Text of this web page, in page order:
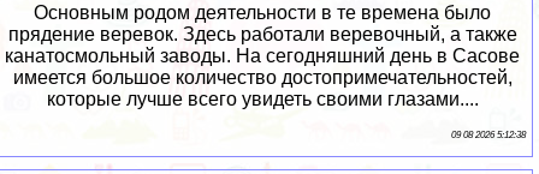
Основным родом деятельности в те времена было
прядение веревок. Здесь работали веревочный, а также
канатосмольный заводы. На сегодняшний день в Сасове
имеется большое количество достопримечательностей,
которые лучше всего увидеть своими глазами....
09 08 2026 5:12:38